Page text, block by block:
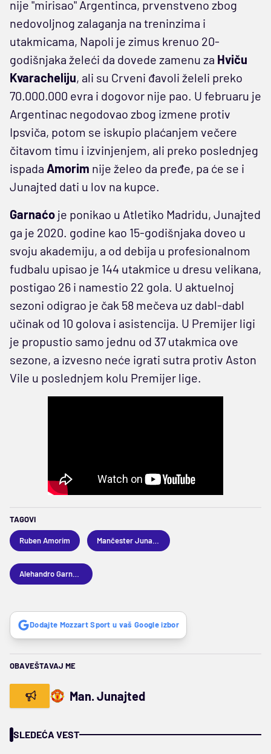
nije "mirisao" Argentinca, prvenstveno zbog
nedovoljnog zalaganja na treninzima i
utakmicama, Napoli je zimus krenuo 20-
godišnjaka želeći da dovede zamenu za Hviču
Kvaracheliju, ali su Crveni đavoli želeli preko
70.000.000 evra i dogovor nije pao. U februaru je
Argentinac negodovao zbog izmene protiv
Ipsviča, potom se iskupio plaćanjem večere
čitavom timu i izvinjenjem, ali preko poslednjeg
ispada Amorim nije želeo da pređe, pa će se i
Junajted dati u lov na kupce.
Garnaćo je ponikao u Atletiko Madridu, Junajted
ga je 2020. godine kao 15-godišnjaka doveo u
svoju akademiju, a od debija u profesionalnom
fudbalu upisao je 144 utakmice u dresu velikana,
postigao 26 i namestio 22 gola. U aktuelnoj
sezoni odigrao je čak 58 mečeva uz dabl-dabl
učinak od 10 golova i asistencija. U Premijer ligi
je propustio samo jednu od 37 utakmica ove
sezone, a izvesno neće igrati sutra protiv Aston
Vile u poslednjem kolu Premijer lige.
TAGOVI
Ruben Amorim
Dodajte Mozzart Sport u vaš Google izbor
OBAVEŠTAVAJ ME
Man. Junajted
SLEDEĆA VEST